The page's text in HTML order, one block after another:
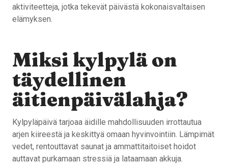
aktiviteetteja, jotka tekevät päivästä kokonaisvaltaisen
elämyksen.
Miksi kylpylä on
täydellinen
äitienpäivälahja?
Kylpyläpäivä tarjoaa äidille mahdollisuuden irrottautua
arjen kiireestä ja keskittyä omaan hyvinvointiin. Lämpimät
vedet, rentouttavat saunat ja ammattitaitoiset hoidot
auttavat purkamaan stressiä ja lataamaan akkuja.